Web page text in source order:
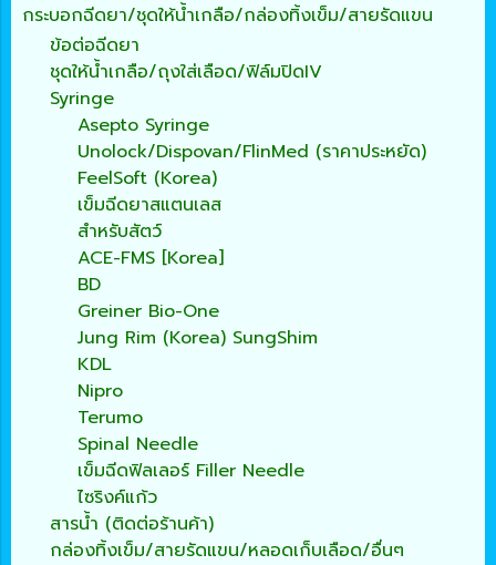
กระบอกฉีดยา/ชุดให้น้ำเกลือ/กล่องทิ้งเข็ม/สายรัดแขน
ข้อต่อฉีดยา
ชุดให้น้ำเกลือ/ถุงใส่เลือด/ฟิล์มปิดIV
Syringe
Asepto Syringe
Unolock/Dispovan/FlinMed (ราคาประหยัด)
FeelSoft (Korea)
เข็มฉีดยาสแตนเลส
สำหรับสัตว์
ACE-FMS [Korea]
BD
Greiner Bio-One
Jung Rim (Korea) SungShim
KDL
Nipro
Terumo
Spinal Needle
เข็มฉีดฟิลเลอร์ Filler Needle
ไซริงค์แก้ว
สารน้ำ (ติดต่อร้านค้า)
กล่องทิ้งเข็ม/สายรัดแขน/หลอดเก็บเลือด/อื่นๆ